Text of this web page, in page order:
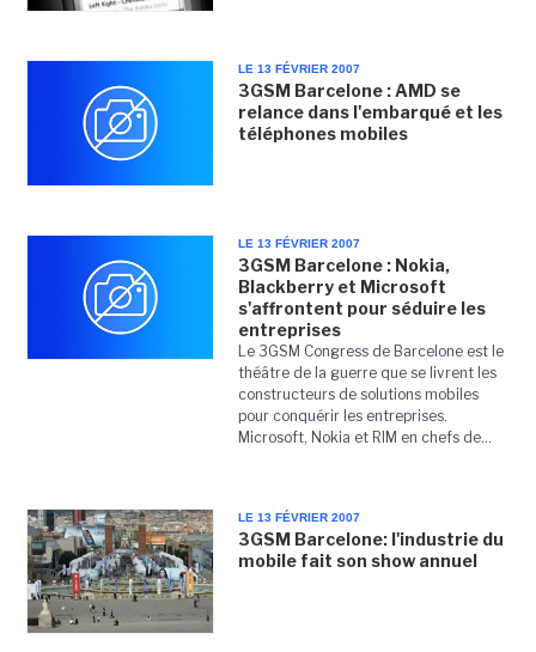
LE 13 FÉVRIER 2007
3GSM Barcelone : AMD se
relance dans l'embarqué et les
téléphones mobiles
LE 13 FÉVRIER 2007
3GSM Barcelone : Nokia,
Blackberry et Microsoft
s'affrontent pour séduire les
entreprises
Le 3GSM Congress de Barcelone est le
théâtre de la guerre que se livrent les
constructeurs de solutions mobiles
pour conquérir les entreprises.
Microsoft, Nokia et RIM en chefs de...
LE 13 FÉVRIER 2007
3GSM Barcelone: l'industrie du
mobile fait son show annuel